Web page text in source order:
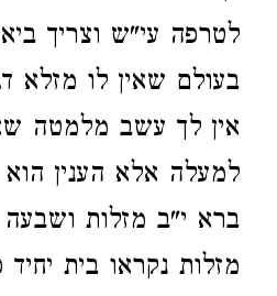
לטרפה עי"ש וצריך
בעולם שאין לו מזלא
אין לך עשב מלמטה
למעלה אלא הענין
ברא י"ב מזלות
מזלות נקראו בית